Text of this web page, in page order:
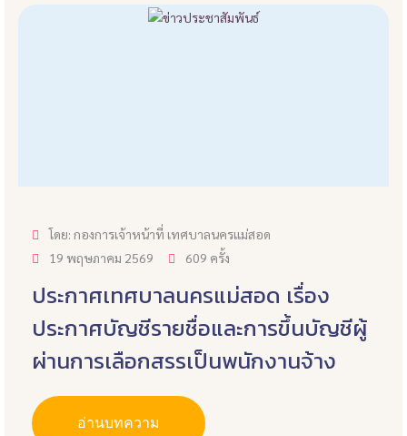
โดย: กองการเจ้าหน้าที่ เทศบาลนครแม่สอด
19 พฤษภาคม 2569
609 ครั้ง
ประกาศเทศบาลนครแม่สอด เรื่อง
ประกาศบัญชีรายชื่อและการขึ้นบัญชีผู้
ผ่านการเลือกสรรเป็นพนักงานจ้าง
อ่านบทความ